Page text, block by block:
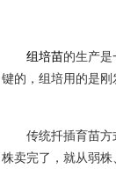
组培苗的生产
键的，组培用的是
传统扦插育苗
株卖完了，就从弱